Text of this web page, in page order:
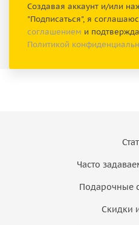
Создавая аккаунт и/или
"Подписаться", я
соглашением и
Политикой
Часто
Подарочные
Скидки